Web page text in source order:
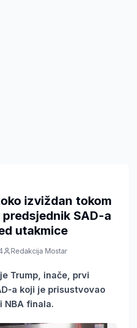
izviždan tokom
SAD-a
utakmice
Redakcija Mostar
Trump, inače, prvi
a koji je prisustvovao
NBA finala.